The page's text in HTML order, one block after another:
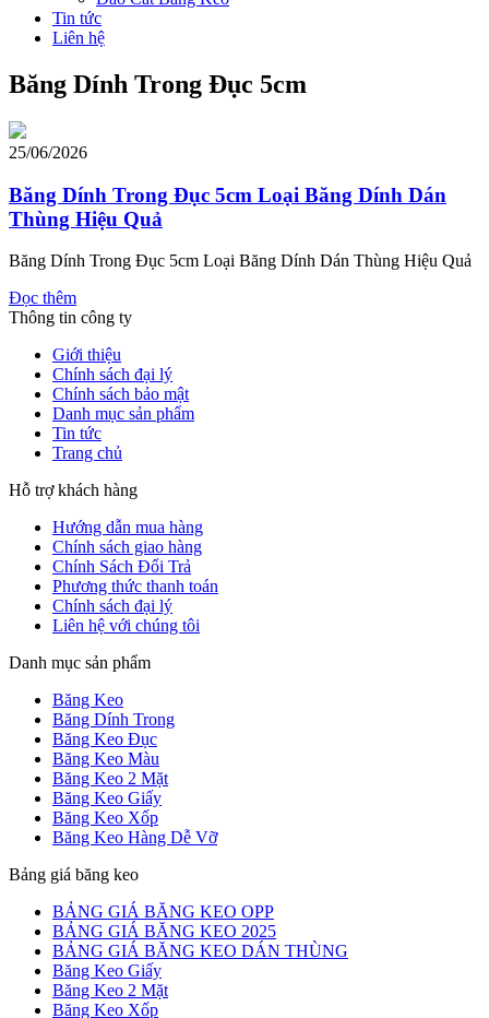
Tin tức
Liên hệ
Băng Dính Trong Đục 5cm
25/06/2026
Băng Dính Trong Đục 5cm Loại Băng Dính Dán
Thùng Hiệu Quả
Băng Dính Trong Đục 5cm Loại Băng Dính Dán Thùng Hiệu Quả
Đọc thêm
Thông tin công ty
Giới thiệu
Chính sách đại lý
Chính sách bảo mật
Danh mục sản phẩm
Tin tức
Trang chủ
Hỗ trợ khách hàng
Hướng dẫn mua hàng
Chính sách giao hàng
Chính Sách Đổi Trả
Phương thức thanh toán
Chính sách đại lý
Liên hệ với chúng tôi
Danh mục sản phẩm
Băng Keo
Băng Dính Trong
Băng Keo Đục
Băng Keo Màu
Băng Keo 2 Mặt
Băng Keo Giấy
Băng Keo Xốp
Băng Keo Hàng Dễ Vỡ
Bảng giá băng keo
BẢNG GIÁ BĂNG KEO OPP
BẢNG GIÁ BĂNG KEO 2025
BẢNG GIÁ BĂNG KEO DÁN THÙNG
Băng Keo Giấy
Băng Keo 2 Mặt
Băng Keo Xốp